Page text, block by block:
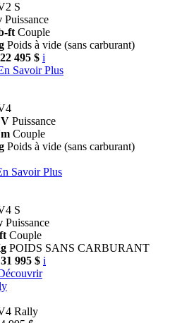
S
Puissance
ft Couple
Poids à vide (sans carburant)
495 $ i
Savoir Plus
Puissance
Couple
Poids à vide (sans carburant)
Savoir Plus
S
Puissance
Couple
POIDS SANS CARBURANT
995 $ i
Rally